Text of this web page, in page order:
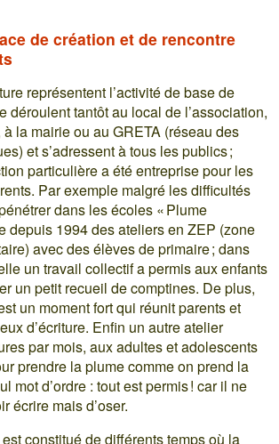
de création et de rencontre
représentent l’activité de base de
déroulent tantôt au local de l’association,
la mairie ou au GRETA (réseau des
et s’adressent à tous les publics ;
particulière a été entreprise pour les
Par exemple malgré les difficultés
dans les écoles « Plume
depuis 1994 des ateliers en ZEP (zone
avec des élèves de primaire ; dans
un travail collectif a permis aux enfants
un petit recueil de comptines. De plus,
un moment fort qui réunit parents et
d’écriture. Enfin un autre atelier
par mois, aux adultes et adolescents
prendre la plume comme on prend la
mot d’ordre : tout est permis ! car il ne
écrire mais d’oser.
est constitué de différents temps où la